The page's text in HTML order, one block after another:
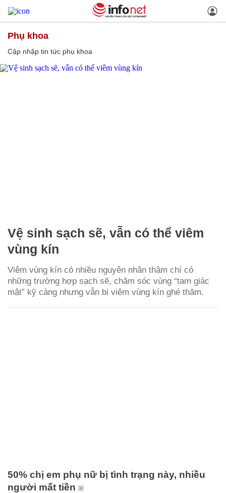
phụ khoa
Cập nhập tin tức phụ khoa
Vệ sinh sạch sẽ, vẫn có thể viêm
vùng kín
Viêm vùng kín có nhiều nguyên nhân thậm chí có
những trường hợp sạch sẽ, chăm sóc vùng “tam giác
mật” kỹ càng nhưng vẫn bị viêm vùng kín ghé thăm.
50% chị em phụ nữ bị tình trạng này, nhiều
người mất tiền